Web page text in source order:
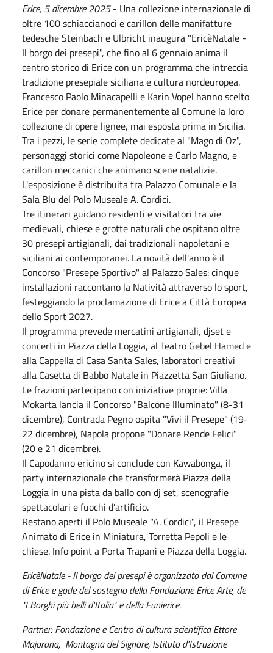
Erice, 5 dicembre 2025- Una collezione internazionale di
oltre 100 schiaccianoci e carillon delle manifatture
tedesche Steinbach e Ulbricht inaugura "EricèNatale -
Il borgo dei presepi", che fino al 6 gennaio anima il
centro storico di Erice con un programma che intreccia
tradizione presepiale siciliana e cultura nordeuropea.
Francesco Paolo Minacapelli e Karin Vopel hanno scelto
Erice per donare permanentemente al Comune la loro
collezione di opere lignee, mai esposta prima in Sicilia.
Tra i pezzi, le serie complete dedicate al "Mago di Oz",
personaggi storici come Napoleone e Carlo Magno, e
carillon meccanici che animano scene natalizie.
L'esposizione è distribuita tra Palazzo Comunale e la
Sala Blu del Polo Museale A. Cordici.
Tre itinerari guidano residenti e visitatori tra vie
medievali, chiese e grotte naturali che ospitano oltre
30 presepi artigianali, dai tradizionali napoletani e
siciliani ai contemporanei. La novità dell'anno è il
Concorso "Presepe Sportivo" al Palazzo Sales: cinque
installazioni raccontano la Natività attraverso lo sport,
festeggiando la proclamazione di Erice a Città Europea
dello Sport 2027.
Il programma prevede mercatini artigianali, djset e
concerti in Piazza della Loggia, al Teatro Gebel Hamed e
alla Cappella di Casa Santa Sales, laboratori creativi
alla Casetta di Babbo Natale in Piazzetta San Giuliano.
Le frazioni partecipano con iniziative proprie: Villa
Mokarta lancia il Concorso "Balcone Illuminato" (8-31
dicembre), Contrada Pegno ospita "Vivi il Presepe" (19-
22 dicembre), Napola propone "Donare Rende Felici"
(20 e 21 dicembre).
Il Capodanno ericino si conclude con Kawabonga, il
party internazionale che transformerà Piazza della
Loggia in una pista da ballo con dj set, scenografie
spettacolari e fuochi d'artificio.
Restano aperti il Polo Museale "A. Cordici", il Presepe
Animato di Erice in Miniatura, Torretta Pepoli e le
chiese. Info point a Porta Trapani e Piazza della Loggia.
EricèNatale - Il borgo dei presepi è organizzato dal Comune
di Erice e gode del sostegno della Fondazione Erice Arte, de
"I Borghi più belli d'Italia" e della Funierice.
Partner: Fondazione e Centro di cultura scientifica Ettore
Majorana, Montagna del Signore, Istituto d'Istruzione